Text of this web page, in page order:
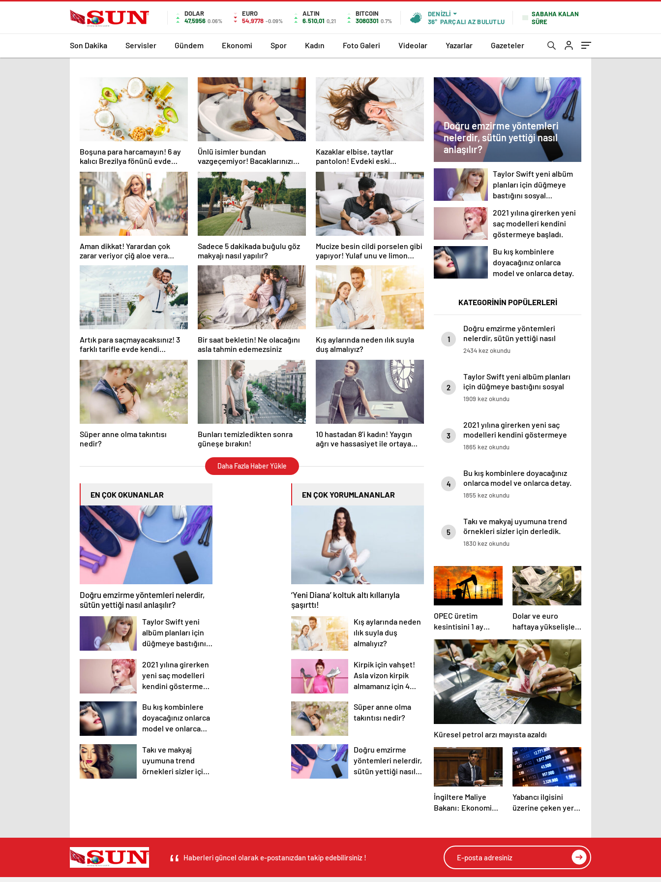
DOLAR
47,5956 0.06%
EURO
54,9778 -0.09%
ALTIN
6.510,01 0,21
BITCOIN
3080301 0.7%
DENIZLI
36° PARÇALI AZ BULUTLU
SABAHA KALAN
SÜRE
Son Dakika Servisler Gündem Ekonomi Spor Kadın Foto Galeri Videolar Yazarlar Gazeteler
Boşuna para harcamayın! 6 ay
kalıcı Brezilya fönünü evde
yapın…
Ünlü isimler bundan
vazgeçemiyor! Bacaklarınızı
kuru fırçalarsanız…
Kazaklar elbise, taytlar
pantolon! Evdeki eski
kıyafetleri yenilemek için 5
ipucu
Aman dikkat! Yarardan çok
zarar veriyor çiğ aloe vera
suyu…
Sadece 5 dakikada buğulu göz
makyajı nasıl yapılır?
Mucize besin cildi porselen gibi
yapıyor! Yulaf unu ve limon…
Artık para saçmayacaksınız! 3
farklı tarifle evde kendi
kremimizi yapıyoruz!
Bir saat bekletin! Ne olacağını
asla tahmin edemezsiniz
Kış aylarında neden ılık suyla
duş almalıyız?
Süper anne olma takıntısı
nedir?
Bunları temizledikten sonra
güneşe bırakın!
10 hastadan 8’i kadın! Yaygın
ağrı ve hassasiyet ile ortaya
Daha Fazla Haber Yükle
EN ÇOK OKUNANLAR
Doğru emzirme yöntemleri nelerdir,
sütün yettiği nasıl anlaşılır?
Taylor Swift yeni
albüm planları için
düğmeye bastığını
duyurdu!
2021 yılına girerken
yeni saç modelleri
kendini göstermeye
Bu kış kombinlere
doyacağınız onlarca
model ve onlarca
Takı ve makyaj
uyumuna trend
örnekleri sizler için
EN ÇOK YORUMLANANLAR
‘Yeni Diana’ koltuk altı kıllarıyla
şaşırttı!
Kış aylarında neden
ılık suyla duş
almalıyız?
Kirpik için vahşet!
Asla vizon kirpik
almamanız için 4
Süper anne olma
takıntısı nedir?
Doğru emzirme
yöntemleri nelerdir,
sütün yettiği nasıl
Doğru emzirme yöntemleri
nelerdir, sütün yettiği nasıl
anlaşılır?
Taylor Swift yeni albüm
planları için düğmeye
bastığını sosyal
2021 yılına girerken yeni
saç modelleri kendini
göstermeye başladı.
Bu kış kombinlere
doyacağınız onlarca
model ve onlarca detay.
KATEGORİNİN POPÜLERLERİ
1
Doğru emzirme yöntemleri
nelerdir, sütün yettiği nasıl
anlaşılır?
2434 kez okundu
2
Taylor Swift yeni albüm planları
için düğmeye bastığını sosyal
medyadan duyurdu!
1909 kez okundu
3
2021 yılına girerken yeni saç
modelleri kendini göstermeye
başladı.
1865 kez okundu
4
Bu kış kombinlere doyacağınız
onlarca model ve onlarca detay.
1855 kez okundu
5
Takı ve makyaj uyumuna trend
örnekleri sizler için derledik.
1830 kez okundu
OPEC üretim
kesintisini 1 ay
uzatacak
Dolar ve euro
haftaya yükselişle
başladı
Küresel petrol arzı mayısta azaldı
İngiltere Maliye
Bakanı: Ekonomi
yaşayacak
Yabancı ilgisini
üzerine çeken yerli
Haberleri güncel olarak e-postanızdan takip edebilirsiniz !